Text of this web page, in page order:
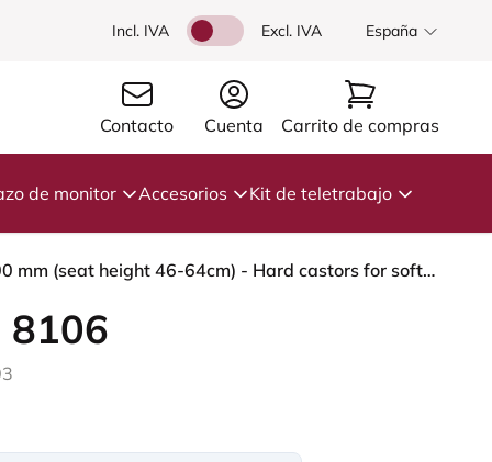
Incl. IVA Excl. IVA España
Contacto Cuenta Carrito de compras
de monitor Accesorios Kit de teletrabajo
HÅG Capisco 8106 - Cura Loop (Gabriel) - Poliéster reciclados - CLP60110 Light grey - White - 200 mm (seat height 46-64cm) - Hard castors for soft floors
8106